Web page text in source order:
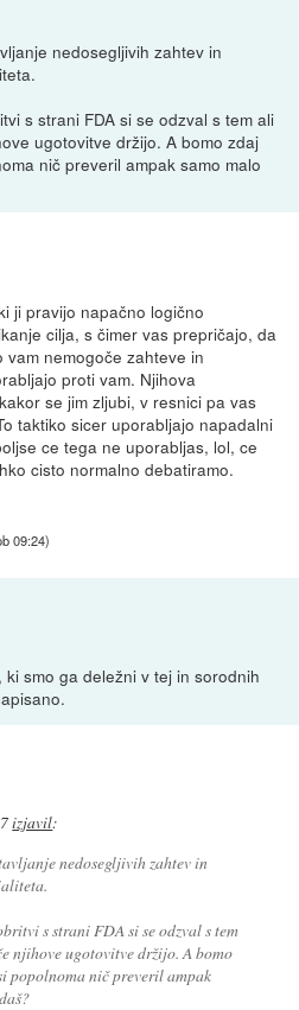
nedosegljivih zahtev in
s strani FDA si se odzval s tem ali
ugotovitve držijo. A bomo zdaj
nič preveril ampak samo malo
ji pravijo napačno logično
cilja, s čimer vas prepričajo, da
nemogoče zahteve in
proti vam. Njihova
se jim zljubi, v resnici pa vas
taktiko sicer uporabljajo napadalni
ce tega ne uporabljas, lol, ce
cisto normalno debatiramo.
09:24)
smo ga deležni v tej in sorodnih
izjavil:
nedosegljivih zahtev in
s strani FDA si se odzval s tem
njihove ugotovitve držijo. A bomo
popolnoma nič preveril ampak